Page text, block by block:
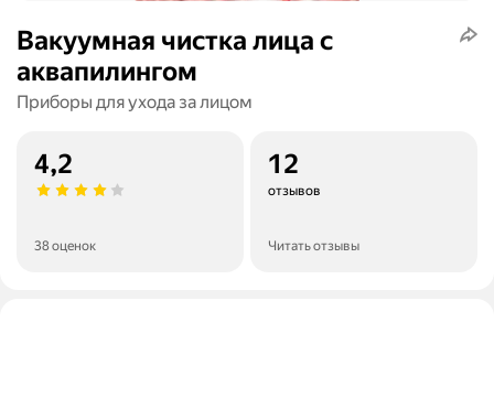
Вакуумная чистка лица с
аквапилингом
Приборы для ухода за лицом
4,2
38 оценок
12
отзывов
Читать отзывы